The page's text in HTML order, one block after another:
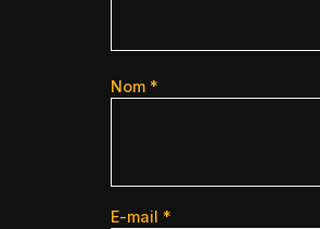
Nom *
E-mail *